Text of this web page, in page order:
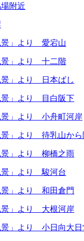
附近
景」より 愛宕山
景」より 十二階
景」より 日本ばし
景」より 目白阪下
景」より 小舟町河岸
景」より 待乳山か
景」より 柳橋之雨
景」より 駿河台
景」より 和田倉門
景」より 大根河岸
景」より 小日向大日